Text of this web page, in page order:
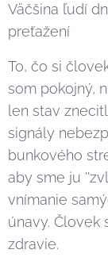
Väčšina ľudí
preťažení
To, čo si
som pokojný,
len stav
signály
bunkového
aby sme ju
vnímanie
únavy. Človek
zdravie.